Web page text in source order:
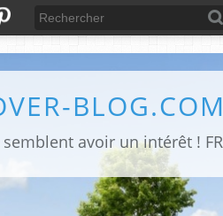
BLOG.COM